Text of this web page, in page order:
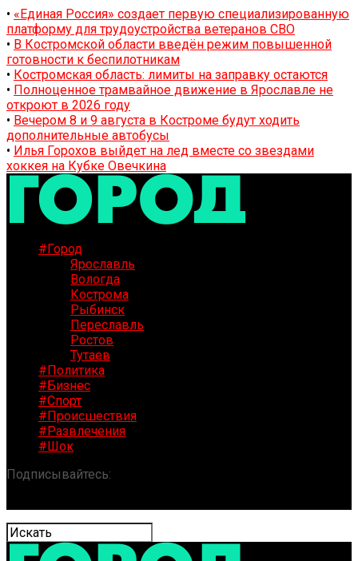
• «Единая Россия» создает первую специализированную
платформу для трудоустройства ветеранов СВО
• В Костромской области введён режим повышенной
готовности к беспилотникам
• Костромская область: лимиты на заправку остаются
• Полноценное трамвайное движение в Ярославле не
откроют в 2026 году
• Вечером 8 и 9 августа в Костроме будут ходить
дополнительные автобусы
• Илья Горохов выйдет на лед вместе со звездами
хоккея на Кубке Овечкина
#Город
Ярославль
Вологда
Кострома
Рыбинск
Переславль
Ростов
Тутаев
#Политика
#Бизнес
#Спорт
#Происшествия
#Развлечения
#Шок
Подписывайтесь: